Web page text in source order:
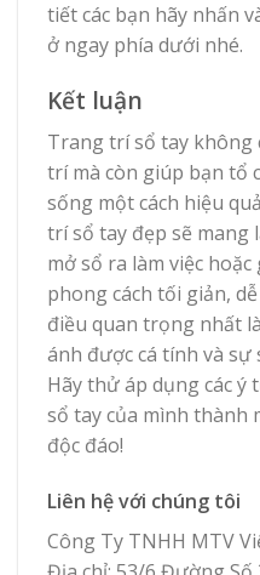
tiết các bạn hãy nhấn
ở ngay phía dưới nhé.
Kết luận
Trang trí sổ tay không
trí mà còn giúp bạn tổ
sống một cách hiệu
trí sổ tay đẹp sẽ mang
mở sổ ra làm việc
phong cách tối giản,
điều quan trọng nhất
ánh được cá tính và sự
Hãy thử áp dụng các
sổ tay của mình thành
độc đáo!
Liên hệ với chúng tôi
Công Ty TNHH MTV